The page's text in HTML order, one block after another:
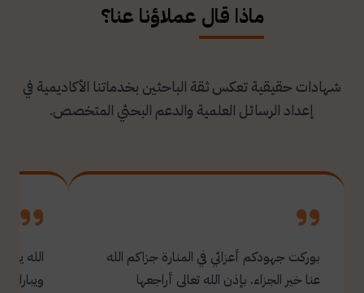
ماذا قال عملاؤنا عنا؟
شهادات حقيقية تعكس ثقة الباحثين بخدماتنا الأكاديمية في
إعداد الرسائل العلمية والدعم البحثي المتخصص.
بوركت جهودكم أعزائي في المنارة جزاكم الله
عنا خير الجزاء. بإذن الله تعالى أراجعها
الله